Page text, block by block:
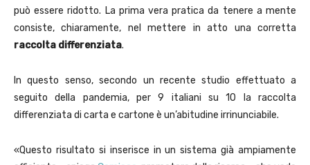
può essere ridotto. La prima vera pratica da tenere a mente
consiste, chiaramente, nel mettere in atto una corretta
raccolta differenziata.
In questo senso, secondo un recente studio effettuato a
seguito della pandemia, per 9 italiani su 10 la raccolta
differenziata di carta e cartone è un’abitudine irrinunciabile.
«Questo risultato si inserisce in un sistema già ampiamente